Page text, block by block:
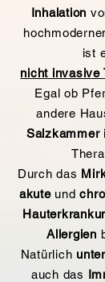
Inhalation
ist
nicht invasive
Egal ob
andere
Salzkammer
Durch das
akuteund
Allergien
Natürlich
auch das